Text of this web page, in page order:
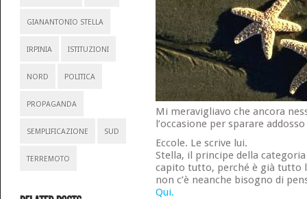
GIANANTONIO STELLA
IRPINIA ISTITUZIONI
NORD POLITICA
PROPAGANDA
SEMPLIFICAZIONE SUD
TERREMOTO
Mi meravigliavo che ancora
l’occasione per sparare
Eccole. Le scrive lui.
Stella, il principe della
capito tutto, perché è già tutto
non c’è neanche bisogno di
Qui.